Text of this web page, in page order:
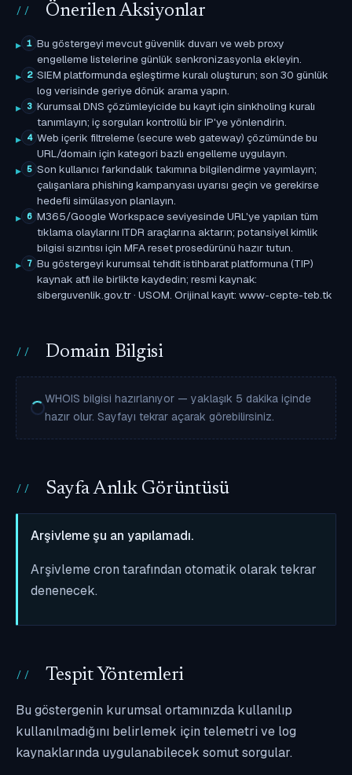
Önerilen Aksiyonlar
1 Bu göstergeyi mevcut güvenlik duvarı ve web proxy
engelleme listelerine günlük senkronizasyonla ekleyin.
2 SIEM platformunda eşleştirme kuralı oluşturun; son 30 günlük
log verisinde geriye dönük arama yapın.
3 Kurumsal DNS çözümleyicide bu kayıt için sinkholing kuralı
tanımlayın; iç sorguları kontrollü bir IP'ye yönlendirin.
4 Web içerik filtreleme (secure web gateway) çözümünde bu
URL/domain için kategori bazlı engelleme uygulayın.
5 Son kullanıcı farkındalık takımına bilgilendirme yayımlayın;
çalışanlara phishing kampanyası uyarısı geçin ve gerekirse
hedefli simülasyon planlayın.
6 M365/Google Workspace seviyesinde URL'ye yapılan tüm
tıklama olaylarını ITDR araçlarına aktarın; potansiyel kimlik
bilgisi sızıntısı için MFA reset prosedürünü hazır tutun.
7 Bu göstergeyi kurumsal tehdit istihbarat platformuna (TIP)
kaynak atfı ile birlikte kaydedin; resmi kaynak:
siberguvenlik.gov.tr · USOM. Orijinal kayıt: www-cepte-teb.tk
Domain Bilgisi
WHOIS bilgisi hazırlanıyor — yaklaşık 5 dakika içinde
hazır olur. Sayfayı tekrar açarak görebilirsiniz.
Sayfa Anlık Görüntüsü
Arşivleme şu an yapılamadı.
Arşivleme cron tarafından otomatik olarak tekrar
denenecek.
Tespit Yöntemleri
Bu göstergenin kurumsal ortamınızda kullanılıp
kullanılmadığını belirlemek için telemetri ve log
kaynaklarında uygulanabilecek somut sorgular.